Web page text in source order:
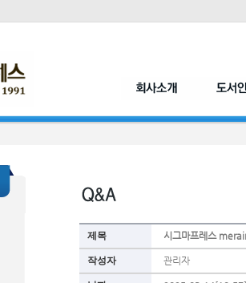
제목 시그마프레스
작성자 관리자